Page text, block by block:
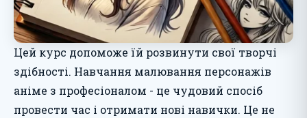
Цей курс допоможе їй розвинути свої творчі
здібності. Навчання малювання персонажів
аніме з професіоналом - це чудовий спосіб
провести час і отримати нові навички. Це не